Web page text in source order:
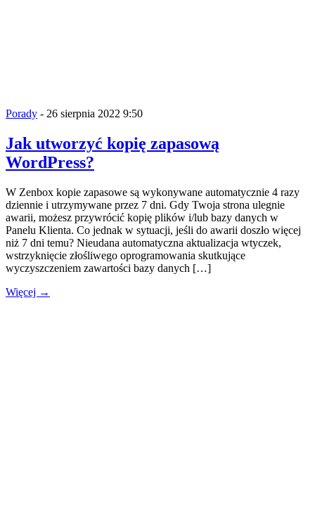
Porady - 26 sierpnia 2022 9:50
Jak utworzyć kopię zapasową
WordPress?
W Zenbox kopie zapasowe są wykonywane automatycznie 4 razy
dziennie i utrzymywane przez 7 dni. Gdy Twoja strona ulegnie
awarii, możesz przywrócić kopię plików i/lub bazy danych w
Panelu Klienta. Co jednak w sytuacji, jeśli do awarii doszło więcej
niż 7 dni temu? Nieudana automatyczna aktualizacja wtyczek,
wstrzyknięcie złośliwego oprogramowania skutkujące
wyczyszczeniem zawartości bazy danych […]
Więcej →